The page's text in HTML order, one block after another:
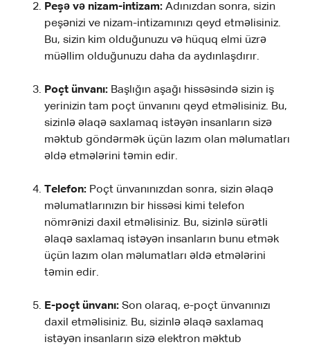
Peşə və nizam-intizam: Adınızdan sonra, sizin
peşənizi ve nizam-intizamınızı qeyd etməlisiniz.
Bu, sizin kim olduğunuzu və hüquq elmi üzrə
müəllim olduğunuzu daha da aydınlaşdırır.
Poçt ünvanı: Başlığın aşağı hissəsində sizin iş
yerinizin tam poçt ünvanını qeyd etməlisiniz. Bu,
sizinlə əlaqə saxlamaq istəyən insanların sizə
məktub göndərmək üçün lazım olan məlumatları
əldə etmələrini təmin edir.
Telefon: Poçt ünvanınızdan sonra, sizin əlaqə
məlumatlarınızın bir hissəsi kimi telefon
nömrənizi daxil etməlisiniz. Bu, sizinlə sürətli
əlaqə saxlamaq istəyən insanların bunu etmək
üçün lazım olan məlumatları əldə etmələrini
təmin edir.
E-poçt ünvanı: Son olaraq, e-poçt ünvanınızı
daxil etməlisiniz. Bu, sizinlə əlaqə saxlamaq
istəyən insanların sizə elektron məktub